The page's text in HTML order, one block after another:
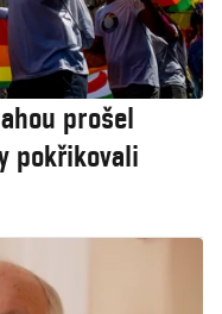
prošel
pokřikovali